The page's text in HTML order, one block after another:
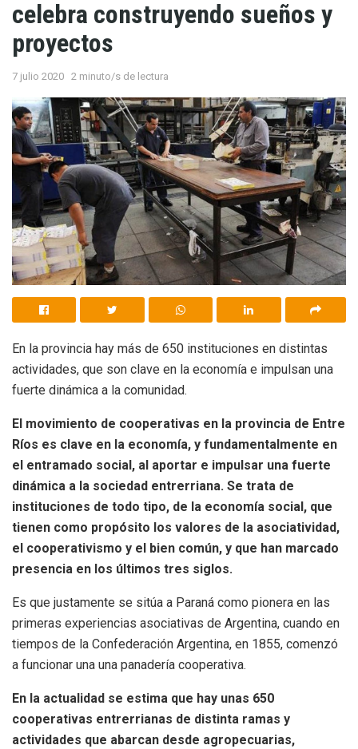
celebra construyendo sueños y
proyectos
7 julio 2020 2 minuto/s de lectura
En la provincia hay más de 650 instituciones en distintas
actividades, que son clave en la economía e impulsan una
fuerte dinámica a la comunidad.
El movimiento de cooperativas en la provincia de Entre
Ríos es clave en la economía, y fundamentalmente en
el entramado social, al aportar e impulsar una fuerte
dinámica a la sociedad entrerriana. Se trata de
instituciones de todo tipo, de la economía social, que
tienen como propósito los valores de la asociatividad,
el cooperativismo y el bien común, y que han marcado
presencia en los últimos tres siglos.
Es que justamente se sitúa a Paraná como pionera en las
primeras experiencias asociativas de Argentina, cuando en
tiempos de la Confederación Argentina, en 1855, comenzó
a funcionar una una panadería cooperativa.
En la actualidad se estima que hay unas 650
cooperativas entrerrianas de distinta ramas y
actividades que abarcan desde agropecuarias,